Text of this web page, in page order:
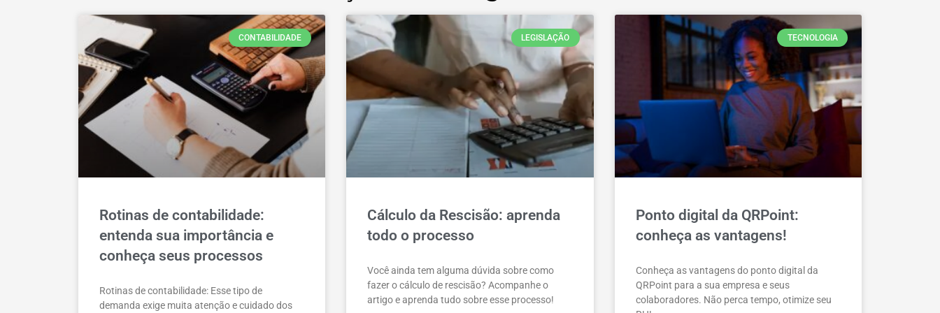
CONTABILIDADE
Rotinas de contabilidade:
entenda sua importância e
conheça seus processos
Rotinas de contabilidade: Esse tipo de
demanda exige muita atenção e cuidado dos
LEGISLAÇÃO
Cálculo da Rescisão: aprenda
todo o processo
Você ainda tem alguma dúvida sobre como
fazer o cálculo de rescisão? Acompanhe o
artigo e aprenda tudo sobre esse processo!
TECNOLOGIA
Ponto digital da QRPoint:
conheça as vantagens!
Conheça as vantagens do ponto digital da
QRPoint para a sua empresa e seus
colaboradores. Não perca tempo, otimize seu